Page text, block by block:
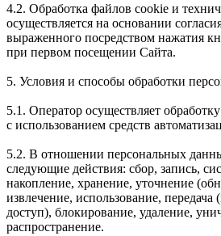
4.2. Обработка файлов cookie и
осуществляется на основании
выраженного посредством нажатия
при первом посещении Сайта.
5. Условия и способы обработки
5.1. Оператор осуществляет
с использованием средств
5.2. В отношении персональных
следующие действия: сбор, запись,
накопление, хранение, уточнение
извлечение, использование, передача
доступ), блокирование, удаление,
распространение.